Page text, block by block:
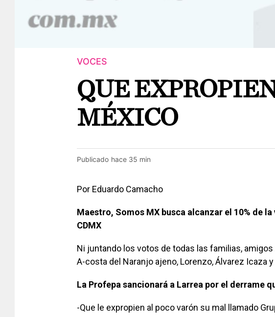
VOCES
QUE
MÉXICO
Publicado hace 35 min
Por Eduardo Camacho
Maestro, Somos MX busca alcanzar el 10% de
CDMX
Ni juntando los votos de todas las familias,
A-costa del Naranjo ajeno, Lorenzo, Álvarez Icaza
La Profepa sancionará a Larrea por el derrame
-Que le expropien al poco varón su mal llamado